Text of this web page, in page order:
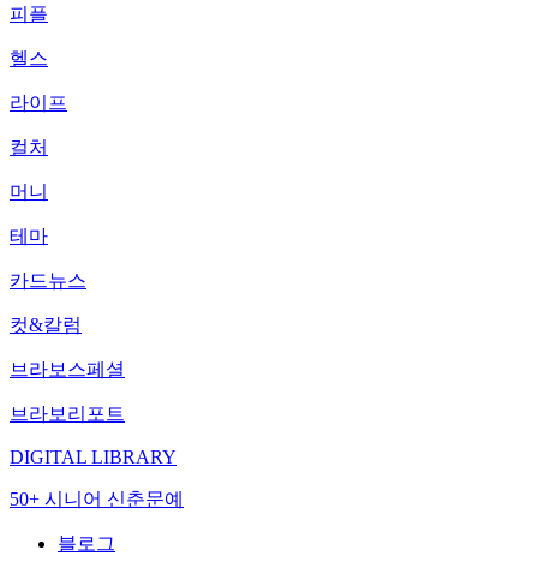
피플
헬스
라이프
컬처
머니
테마
카드뉴스
컷&칼럼
브라보스페셜
브라보리포트
DIGITAL LIBRARY
50+ 시니어 신춘문예
블로그